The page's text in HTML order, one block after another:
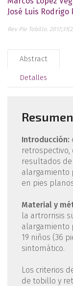
José Luis Rodrigo
Rev Pie Tobillo.
Abstract
Detalles
Introducción:
resultados
alargamiento
en pies
Material y
la artrorrisis
alargamiento
19 niños (36
sintomático.
Los criterios
de tobillo y